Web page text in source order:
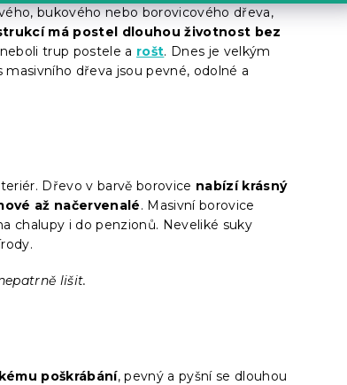
bukového nebo borovicového dřeva,
má postel dlouhou životnost bez
trup postele a rošt. Dnes je velkým
dřeva jsou pevné, odolné a
Dřevo v barvě borovice nabízí krásný
až načervenalé. Masivní borovice
chalupy i do penzionů. Neveliké suky
lišit.
poškrábání, pevný a pyšní se dlouhou